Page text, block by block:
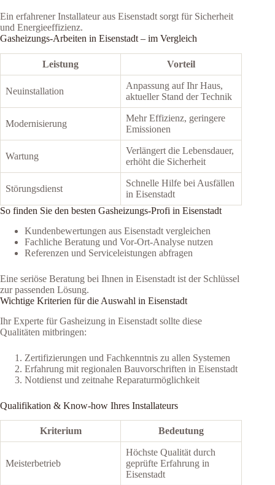
Ein erfahrener Installateur aus Eisenstadt sorgt für Sicherheit
und Energieeffizienz.
Gasheizungs-Arbeiten in Eisenstadt – im Vergleich
Leistung Vorteil
Neuinstallation
Anpassung auf Ihr Haus,
aktueller Stand der Technik
Modernisierung
Mehr Effizienz, geringere
Emissionen
Wartung
Verlängert die Lebensdauer,
erhöht die Sicherheit
Störungsdienst
Schnelle Hilfe bei Ausfällen
in Eisenstadt
So finden Sie den besten Gasheizungs-Profi in Eisenstadt
Kundenbewertungen aus Eisenstadt vergleichen
Fachliche Beratung und Vor-Ort-Analyse nutzen
Referenzen und Serviceleistungen abfragen
Eine seriöse Beratung bei Ihnen in Eisenstadt ist der Schlüssel
zur passenden Lösung.
Wichtige Kriterien für die Auswahl in Eisenstadt
Ihr Experte für Gasheizung in Eisenstadt sollte diese
Qualitäten mitbringen:
Zertifizierungen und Fachkenntnis zu allen Systemen
Erfahrung mit regionalen Bauvorschriften in Eisenstadt
Notdienst und zeitnahe Reparaturmöglichkeit
Qualifikation & Know-how Ihres Installateurs
Kriterium Bedeutung
Meisterbetrieb
Höchste Qualität durch
geprüfte Erfahrung in
Eisenstadt